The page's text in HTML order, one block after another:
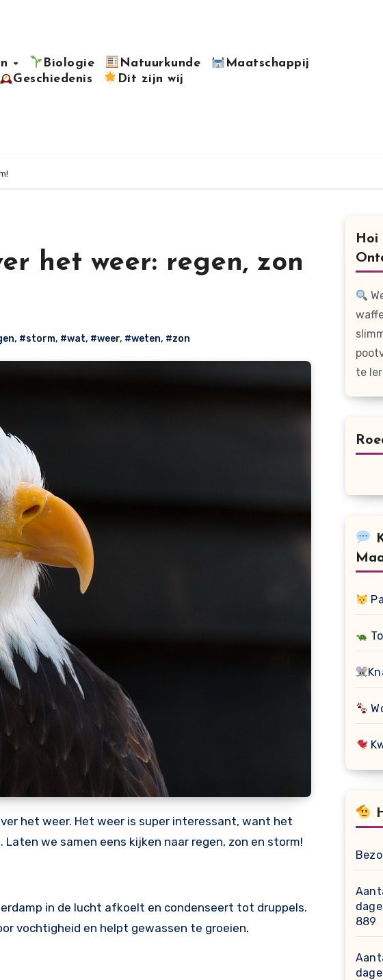
Biologie Natuurkunde
Maatschappij
Geschiedenis Dit zijn wij
het weer: regen, zon
, #storm, #wat, #weer, #weten, #zon
het weer. Het weer is super interessant, want het
we samen eens kijken naar regen, zon en storm!
in de lucht afkoelt en condenseert tot druppels.
vochtigheid en helpt gewassen te groeien.
Hoi
te
889